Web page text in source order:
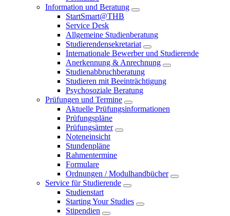
Information und Beratung
StartSmart@THB
Service Desk
Allgemeine Studienberatung
Studierendensekretariat
Internationale Bewerber und Studierende
Anerkennung & Anrechnung
Studienabbruchberatung
Studieren mit Beeinträchtigung
Psychosoziale Beratung
Prüfungen und Termine
Aktuelle Prüfungsinformationen
Prüfungspläne
Prüfungsämter
Noteneinsicht
Stundenpläne
Rahmentermine
Formulare
Ordnungen / Modulhandbücher
Service für Studierende
Studienstart
Starting Your Studies
Stipendien